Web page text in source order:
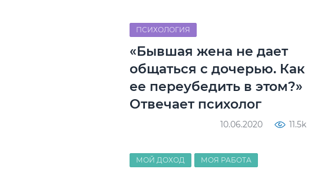
ПСИХОЛОГИЯ
«Бывшая жена не дает
общаться с дочерью. Как
ее переубедить в этом?»
Отвечает психолог
10.06.2020 11.5k
МОЙ ДОХОД МОЯ РАБОТА